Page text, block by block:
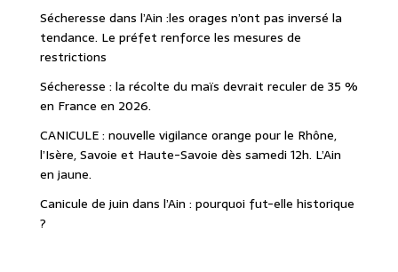
Sécheresse dans l’Ain :les orages n’ont pas inversé la
tendance. Le préfet renforce les mesures de
restrictions
Sécheresse : la récolte du maïs devrait reculer de 35 %
en France en 2026.
CANICULE : nouvelle vigilance orange pour le Rhône,
l’Isère, Savoie et Haute-Savoie dès samedi 12h. L’Ain
en jaune.
Canicule de juin dans l’Ain : pourquoi fut-elle historique
?